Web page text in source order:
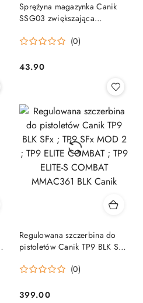
Sprężyna magazynka Canik
SSG03 zwiększająca
magazynków full-size ze
(0)
Cena:
43.90
Regulowana szczerbina do
pistoletów Canik TP9 BLK SFx
COMBAT ; TP9 ELITE-S
Canik
(0)
399.00